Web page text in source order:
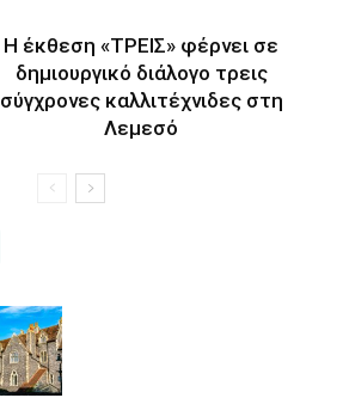
Η έκθεση «ΤΡΕΙΣ» φέρνει σε
δημιουργικό διάλογο τρεις
σύγχρονες καλλιτέχνιδες στη
Λεμεσό